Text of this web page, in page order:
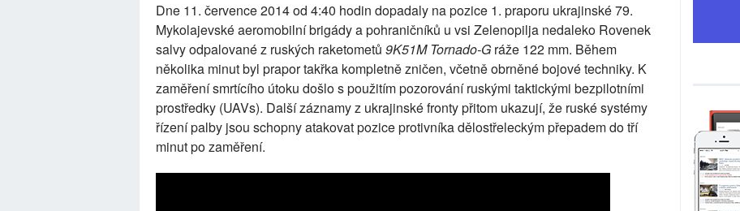
Dne 11. července 2014 od 4:40 hodin dopadaly na pozice 1. praporu ukrajinské 79.
Mykolajevské aeromobilní brigády a pohraničníků u vsi Zelenopilja nedaleko Rovenek
salvy odpalované z ruských raketometů 9K51M Tornado-G ráže 122 mm. Během
několika minut byl prapor takřka kompletně zničen, včetně obrněné bojové techniky. K
zaměření smrtícího útoku došlo s použitím pozorování ruskými taktickými bezpilotními
prostředky (UAVs). Další záznamy z ukrajinské fronty přitom ukazují, že ruské systémy
řízení palby jsou schopny atakovat pozice protivníka dělostřeleckým přepadem do tří
minut po zaměření.